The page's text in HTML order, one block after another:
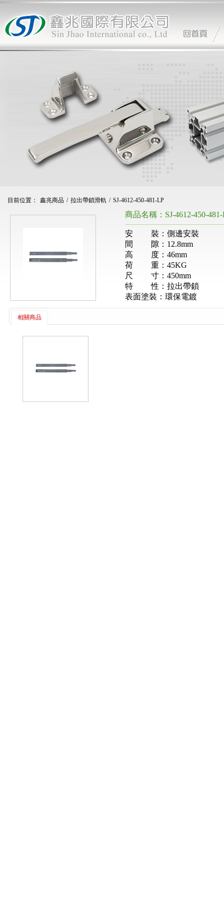
目前位置： 鑫兆商品 / 拉出帶鎖滑軌 / SJ-4612-450-481-LP
商品名稱： SJ-4612-450-
安
裝：側邊安裝
間
隙： 12.8mm
高
度： 46mm
荷
重： 45KG
尺
寸： 450mm
特
性：拉出帶鎖
表面塗裝：環保電鍍
相關商品